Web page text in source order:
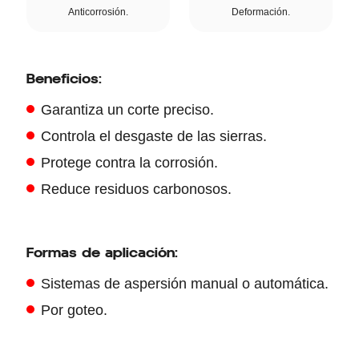
Anticorrosión. Deformación.
Beneficios:
Garantiza un corte preciso.
Controla el desgaste de las sierras.
Protege contra la corrosión.
Reduce residuos carbonosos.
Formas de aplicación:
Sistemas de aspersión manual o automática.
Por goteo.